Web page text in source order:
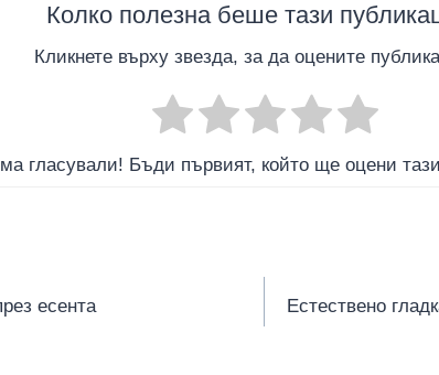
Колко полезна беше тази
Кликнете върху звезда, за да оцените
гласували! Бъди първият, който ще оцени
есента
Естествено